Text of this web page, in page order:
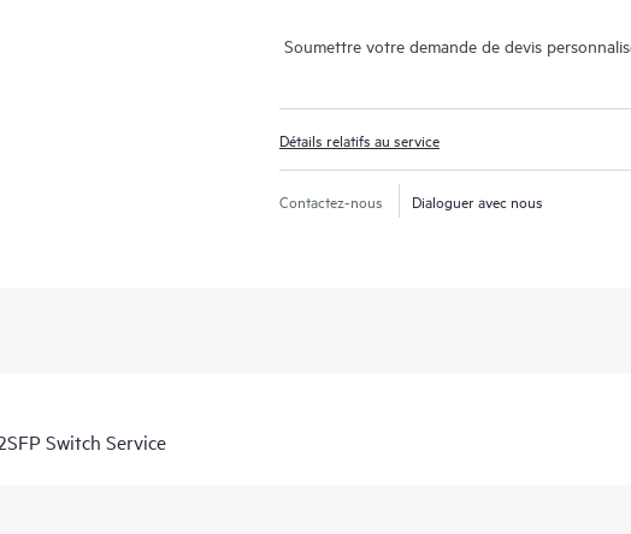
Soumettre votre demande de devis
Détails relatifs au service
Contactez-nous Dialoguer avec nous
Switch Service